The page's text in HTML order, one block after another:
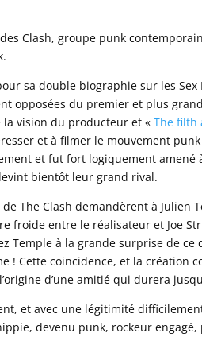
Clash, groupe punk
sa double biographie sur les
opposées du premier et plus grand
la vision du producteur et «The filth
et à filmer le mouvement
et fut fort logiquement amené
bientôt leur grand rival.
The Clash demandèrent à Julien
froide entre le réalisateur et Joe
Temple à la grande surprise de
! Cette coincidence, et la création
d’une amitié qui durera
et avec une légitimité
devenu punk, rockeur